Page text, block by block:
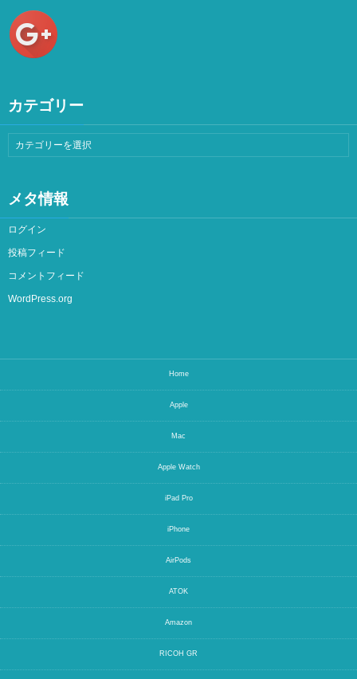
カテゴリー
メタ情報
ログイン
投稿フィード
コメントフィード
WordPress.org
Home
Apple
Mac
Apple Watch
iPad Pro
iPhone
AirPods
ATOK
Amazon
RICOH GR